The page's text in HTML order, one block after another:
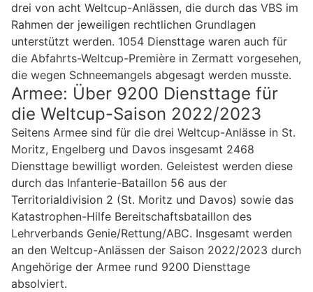
drei von acht Weltcup-Anlässen, die durch das VBS im
Rahmen der jeweiligen rechtlichen Grundlagen
unterstützt werden. 1054 Diensttage waren auch für
die Abfahrts-Weltcup-Première in Zermatt vorgesehen,
die wegen Schneemangels abgesagt werden musste.
Armee: Über 9200 Diensttage für
die Weltcup-Saison 2022/2023
Seitens Armee sind für die drei Weltcup-Anlässe in St.
Moritz, Engelberg und Davos insgesamt 2468
Diensttage bewilligt worden. Geleistest werden diese
durch das Infanterie-Bataillon 56 aus der
Territorialdivision 2 (St. Moritz und Davos) sowie das
Katastrophen-Hilfe Bereitschaftsbataillon des
Lehrverbands Genie/Rettung/ABC. Insgesamt werden
an den Weltcup-Anlässen der Saison 2022/2023 durch
Angehörige der Armee rund 9200 Diensttage
absolviert.